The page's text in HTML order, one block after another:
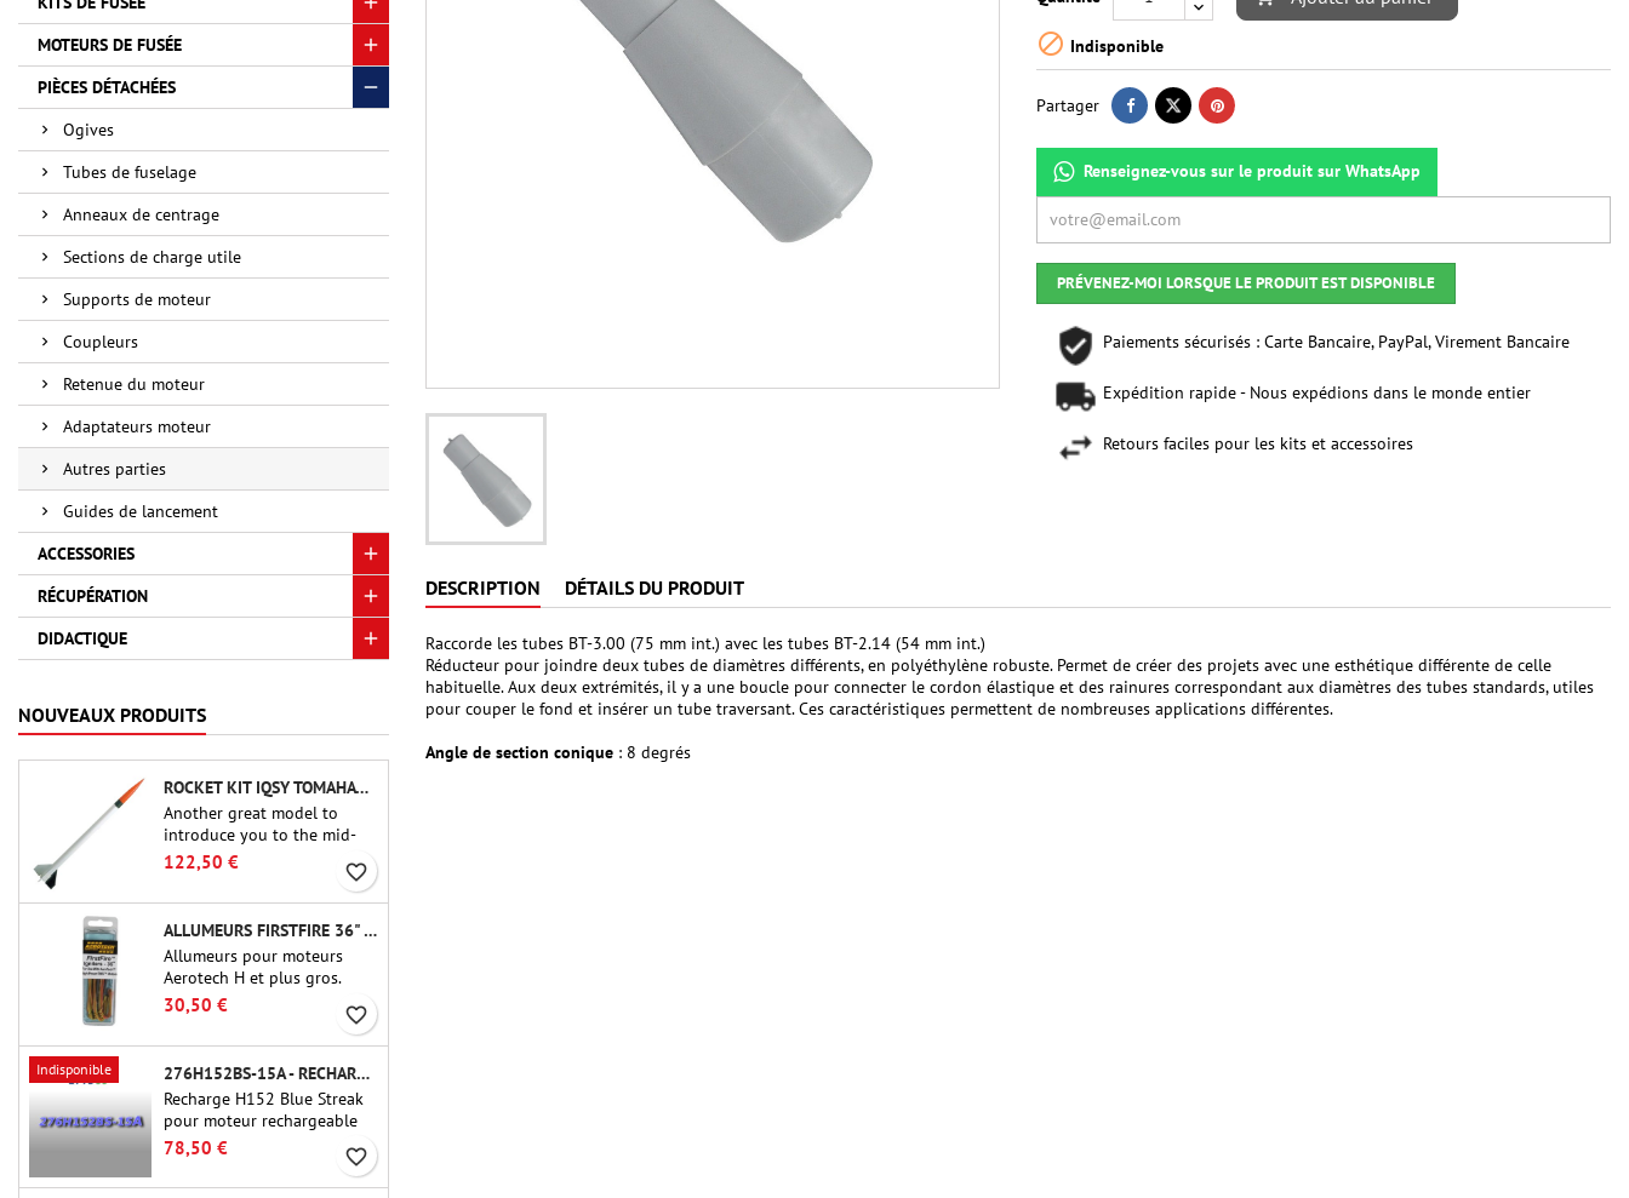
MOTEURS DE FUSÉE
PIÈCES DÉTACHÉES
Ogives
Tubes de fuselage
Anneaux de centrage
Sections de charge utile
Supports de moteur
Coupleurs
Retenue du moteur
Adaptateurs moteur
Autres parties
Guides de lancement
ACCESSORIES
RÉCUPÉRATION
DIDACTIQUE
NOUVEAUX PRODUITS
ROCKET KIT IQSY TOMAHAWK - AEROTECH
Another great model to
introduce you to the mid-
power.A scale replica of a
famous sounding rocket,
small in size and peefect to
move to higher-level kits.
122,50 € favorite_border
ALLUMEURS FIRSTFIRE 36" - AEROTECH
Allumeurs pour moteurs
Aerotech H et plus gros.
Allumage fiable des moteurs
jusqu'à 91 cm de longu
30,50 € favorite_border
Indisponible
276H152BS-15A - RECHARGE 38MM CTI
Recharge H152 Blue Streak
pour moteur rechargeable
Cesaroni P38-2G. Le délai de
15 secondes est réglable via
l'outil ProDAT 38
78,50 € favorite_border
 Indisponible
Partager
Renseignez-vous sur le produit sur WhatsApp
PRÉVENEZ-MOI LORSQUE LE PRODUIT EST DISPONIBLE
Paiements sécurisés : Carte Bancaire, PayPal, Virement Bancaire
Expédition rapide - Nous expédions dans le monde entier
Retours faciles pour les kits et accessoires
DESCRIPTION DÉTAILS DU PRODUIT
Raccorde les tubes BT-3.00 (75 mm int.) avec les tubes BT-2.14 (54 mm int.)
Réducteur pour joindre deux tubes de diamètres différents, en polyéthylène robuste. Permet de créer des projets avec une esthétique différente de celle
habituelle. Aux deux extrémités, il y a une boucle pour connecter le cordon élastique et des rainures correspondant aux diamètres des tubes standards, utiles
pour couper le fond et insérer un tube traversant. Ces caractéristiques permettent de nombreuses applications différentes.
Angle de section conique : 8 degrés